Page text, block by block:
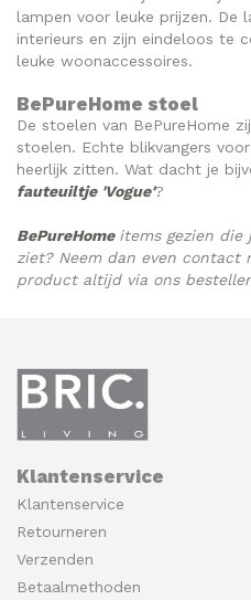
lampen voor leuke prijzen. De
interieurs en zijn eindeloos te
leuke woonaccessoires.
BePureHome stoel
De stoelen van BePureHome
stoelen. Echte blikvangers
heerlijk zitten. Wat dacht je
fauteuiltje 'Vogue'?
BePureHome items gezien die
ziet? Neem dan even contact
product altijd via ons
Klantenservice
Klantenservice
Retourneren
Verzenden
Betaalmethoden